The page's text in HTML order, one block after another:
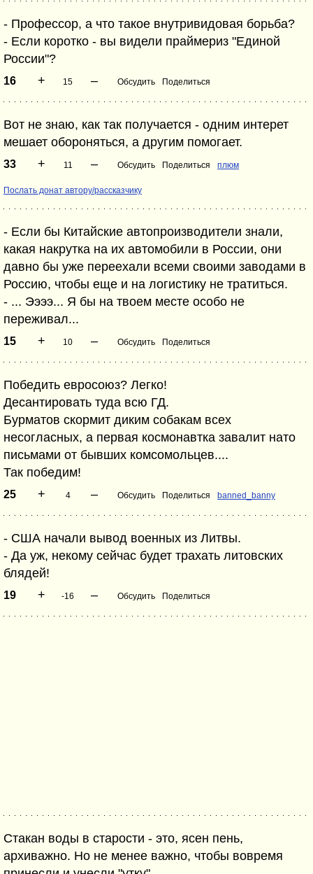
- Профессор, а что такое внутривидовая борьба?
- Если коротко - вы видели праймериз "Единой
России"?
16 + 15 – Обсудить Поделиться
Вот не знаю, как так получается - одним интерет
мешает обороняться, а другим помогает.
33 + 11 – Обсудить Поделиться плюм
Послать донат автору/рассказчику
- Если бы Китайские автопроизводители знали,
какая накрутка на их автомобили в России, они
давно бы уже переехали всеми своими заводами в
Россию, чтобы еще и на логистику не тратиться.
- ... Ээээ... Я бы на твоем месте особо не
переживал...
15 + 10 – Обсудить Поделиться
Победить евросоюз? Легко!
Десантировать туда всю ГД.
Бурматов скормит диким собакам всех
несогласных, а первая космонавтка завалит нато
письмами от бывших комсомольцев....
Так победим!
25 + 4 – Обсудить Поделиться banned_banny
- США начали вывод военных из Литвы.
- Да уж, некому сейчас будет трахать литовских
блядей!
19 + -16 – Обсудить Поделиться
Стакан воды в старости - это, ясен пень,
архиважно. Но не менее важно, чтобы вовремя